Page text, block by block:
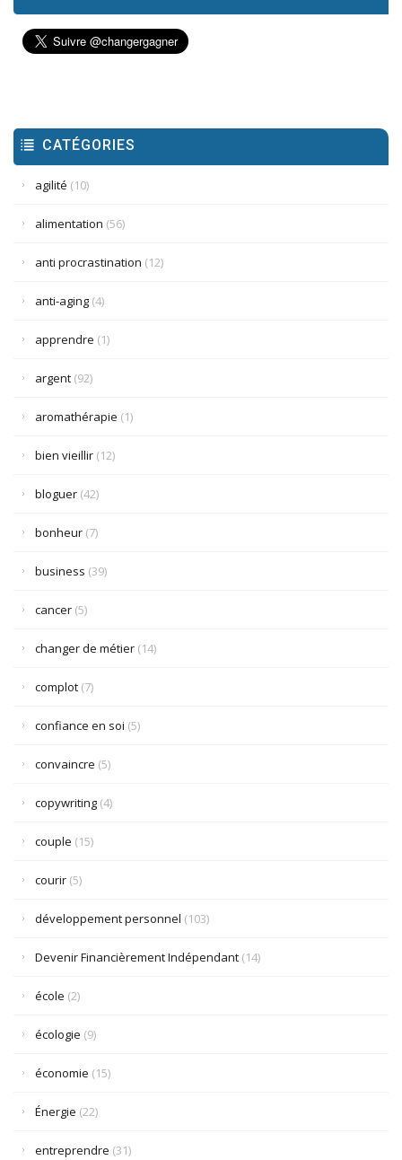
CATÉGORIES
agilité (10)
alimentation (56)
anti procrastination (12)
anti-aging (4)
apprendre (1)
argent (92)
aromathérapie (1)
bien vieillir (12)
bloguer (42)
bonheur (7)
business (39)
cancer (5)
changer de métier (14)
complot (7)
confiance en soi (5)
convaincre (5)
copywriting (4)
couple (15)
courir (5)
développement personnel (103)
Devenir Financièrement Indépendant (14)
école (2)
écologie (9)
économie (15)
Énergie (22)
entreprendre (31)